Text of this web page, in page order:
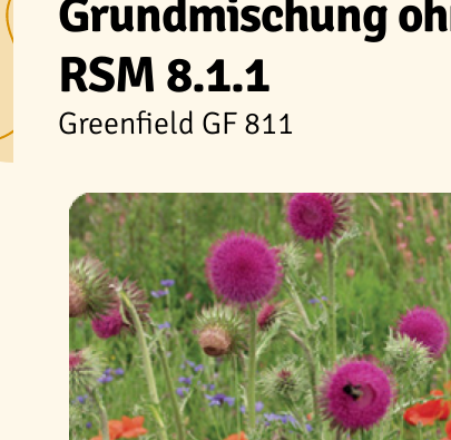
Grundmischung
RSM 8.1.1
Greenfield GF 811